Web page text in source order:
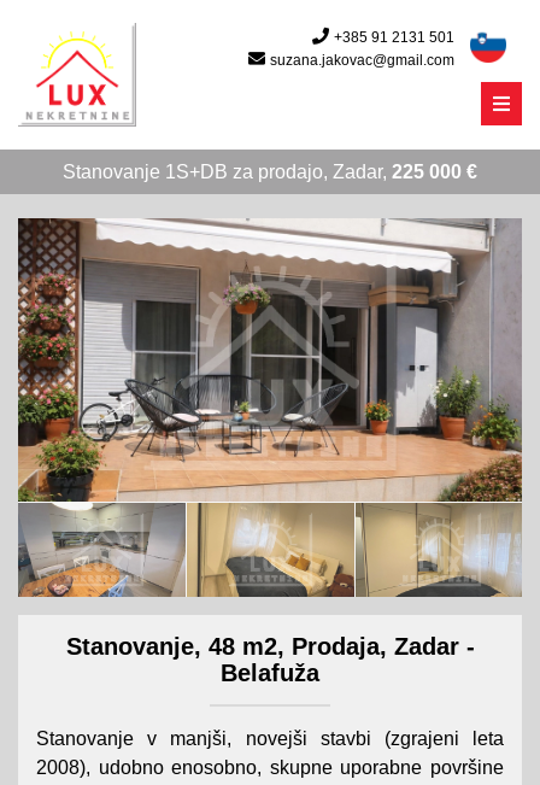
+385 91 2131 501
suzana.jakovac@gmail.com
Menu
Stanovanje 1S+DB za prodajo, Zadar, 225 000 €
Stanovanje, 48 m2, Prodaja, Zadar -
Belafuža
Stanovanje v manjši, novejši stavbi (zgrajeni leta
2008), udobno enosobno, skupne uporabne površine